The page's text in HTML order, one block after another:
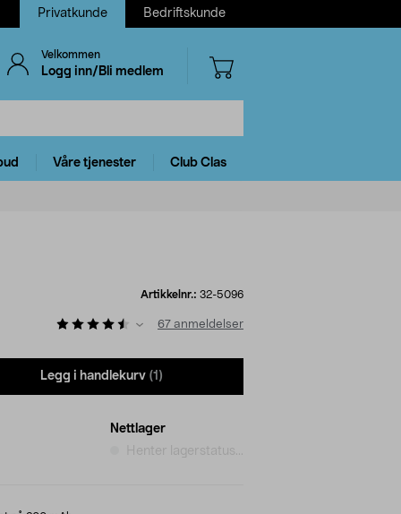
Privatkunde Bedriftskunde
Velkommen
Logg inn/Bli medlem
Våre tjenester Club Clas
Artikkelnr.: 32-5096
67 anmeldelser
Legg i handlekurv (1)
Nettlager
Henter lagerstatus...